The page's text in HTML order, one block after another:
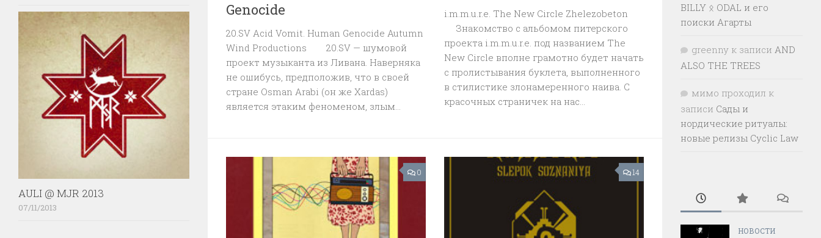
Genocide
20.SV Acid Vomit. Human Genocide Autumn
Wind Productions 20.SV — шумовой
проект музыканта из Ливана. Наверняка
не ошибусь, предположив, что в своей
стране Osman Arabi (он же Xardas)
является этаким феноменом, злым...
i.m.m.u.r.e. The New Circle Zhelezobeton
Знакомство с альбомом питерского
проекта i.m.m.u.r.e. под названием The
New Circle вполне грамотно будет начать
с пролистывания буклета, выполненного
в стилистике злонамеренного наива. С
красочных страничек на нас...
0 14
AULI @ MJR 2013
07/11/2013
BILLY ᛟ ODAL и его
поиски Агарты
greenny к записи AND
ALSO THE TREES
мимо проходил к
записи Сады и
нордические ритуалы:
новые релизы Cyclic Law
НОВОСТИ